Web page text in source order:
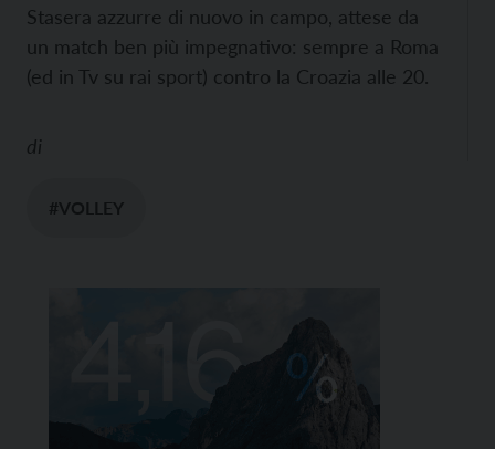
Stasera azzurre di nuovo in campo, attese da
un match ben più impegnativo: sempre a Roma
(ed in Tv su rai sport) contro la Croazia alle 20.
di
#VOLLEY